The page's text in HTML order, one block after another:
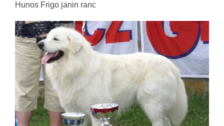
Hunos Frigo janin ranc